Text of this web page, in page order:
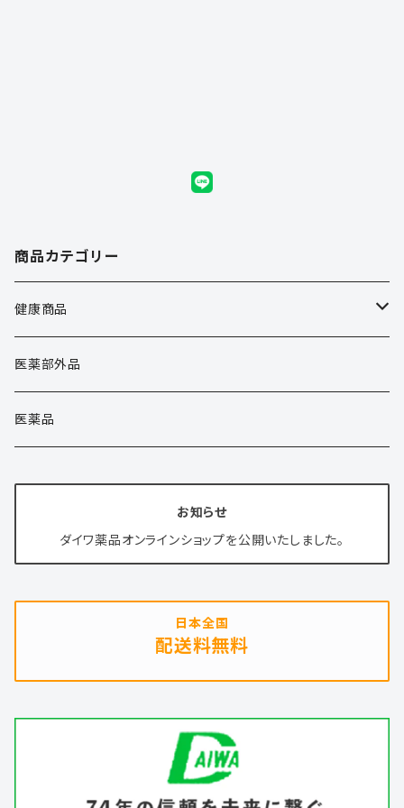
商品カテゴリー
健康商品
健康商品
清涼飲料水
医薬部外品
医薬品
お知らせ
ダイワ薬品オンラインショップを公開いたしました。
日本全国
配送料無料